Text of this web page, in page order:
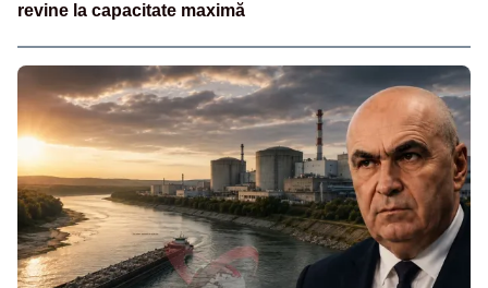
revine la capacitate maximă